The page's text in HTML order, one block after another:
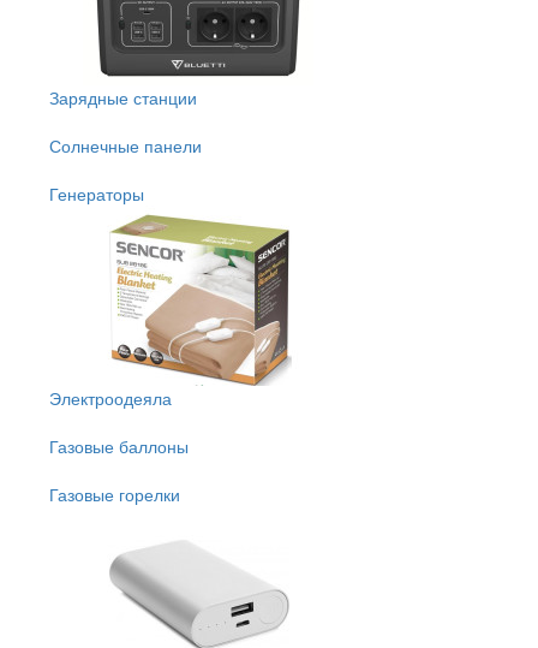
Зарядные станции
Солнечные панели
Генераторы
Электроодеяла
Газовые баллоны
Газовые горелки